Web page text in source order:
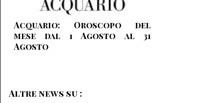
Acquario: Oroscopo del
mese dal 1 Agosto al 31
Agosto
Altre news su :